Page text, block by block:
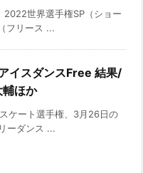
2022世界選手権SP（ショー
フリース ...
イスダンスFree 結果/
ほか
ケート選手権、3月26日の
ーダンス ...